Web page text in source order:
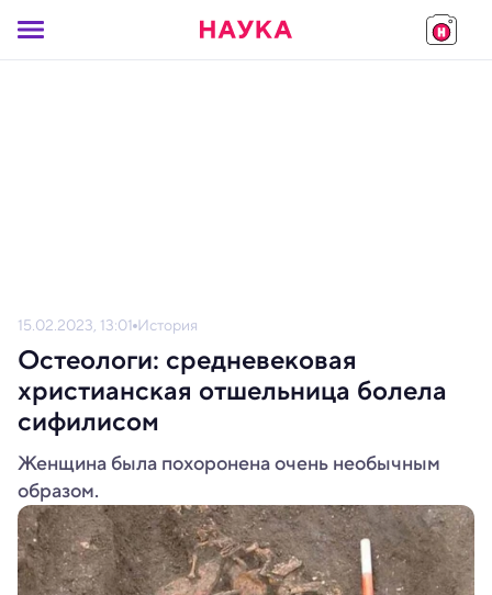
15.02.2023, 13:01 История
Остеологи: средневековая
христианская отшельница болела
сифилисом
Женщина была похоронена очень необычным
образом.